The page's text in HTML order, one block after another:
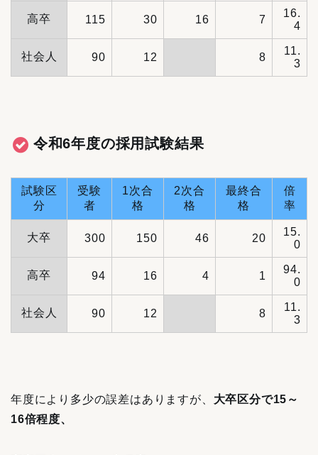
高卒 115 30 16 7
16.
4
社会人 90 12 8
11.
3
令和6年度の採用試験結果
試験区
分
受験
者
1次合
格
2次合
格
最終合
格
倍
率
大卒 300 150 46 20
15.
0
高卒 94 16 4 1
94.
0
社会人 90 12 8
11.
3
年度により多少の誤差はありますが、 大卒区分で15～
16倍程度、